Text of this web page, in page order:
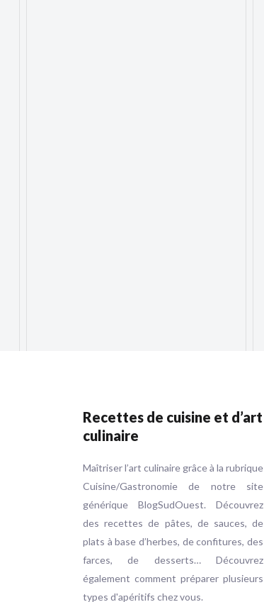
Recettes de cuisine et d’art
culinaire
Maîtriser l’art culinaire grâce à la rubrique
Cuisine/Gastronomie de notre site
générique BlogSudOuest. Découvrez
des recettes de pâtes, de sauces, de
plats à base d’herbes, de confitures, des
farces, de desserts… Découvrez
également comment préparer plusieurs
types d'apéritifs chez vous.